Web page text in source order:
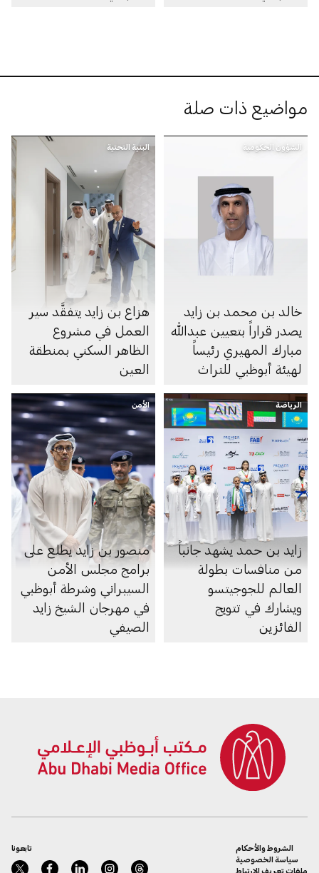
مواضيع ذات صلة
الشؤون الحكومية
خالد بن محمد بن زايد
يصدر قراراً بتعيين عبدالله
مبارك المهيري رئيساً
لهيئة أبوظبي للتراث
البنية التحتية
هزاع بن زايد يتفقَّد سير
العمل في مشروع
الظاهر السكني بمنطقة
العين
الرياضة
زايد بن حمد يشهد جانباً
من منافسات بطولة
العالم للجوجيتسو
ويشارك في تتويج
الفائزين
الأمن
منصور بن زايد يطلع على
برامج مجلس الأمن
السيبراني وشرطة أبوظبي
في مهرجان الشيخ زايد
الصيفي
تابعونا
الشروط والأحكام
سياسة الخصوصية
ملفات تعريف الارتباط